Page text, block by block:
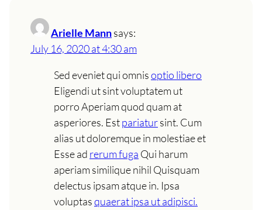
Arielle Mannsays:
July 16, 2020 at 4:30 am
Sed eveniet qui omnisoptio libero
Eligendi ut sint voluptatem ut
porro Aperiam quod quam at
asperiores. Estpariatursint. Cum
alias ut doloremque in molestiae et
Esse ad rerum fuga Qui harum
aperiam similique nihil Quisquam
delectus ipsam atque in. Ipsa
voluptasquaerat ipsa ut adipisci.